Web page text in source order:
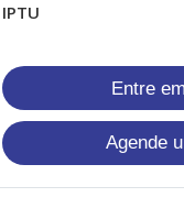
IPTU
Entre
Agende